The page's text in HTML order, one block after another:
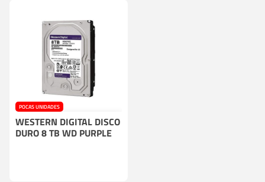
POCAS UNIDADES
COMPRA CON CÁMARA O GRABADOR
WESTERN DIGITAL DISCO
DURO 8 TB WD PURPLE